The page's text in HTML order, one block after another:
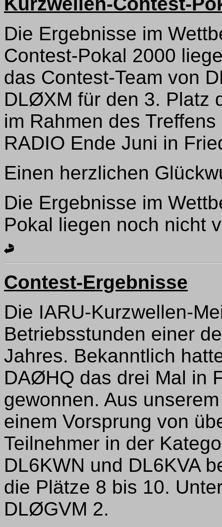
Die Ergebnisse im
Contest-Pokal 2000
das Contest-Team von
DLØXM für den 3. Platz
im Rahmen des
RADIO Ende Juni in
Einen herzlichen
Die Ergebnisse im
Pokal liegen noch nicht
Contest-Ergebnisse
Die IARU-Kurzwellen-
Betriebsstunden einer
Jahres. Bekanntlich
DAØHQ das drei Mal in
gewonnen. Aus
einem Vorsprung von
Teilnehmer in der
DL6KWN und DL6KVA
die Plätze 8 bis 10.
DLØGVM 2.